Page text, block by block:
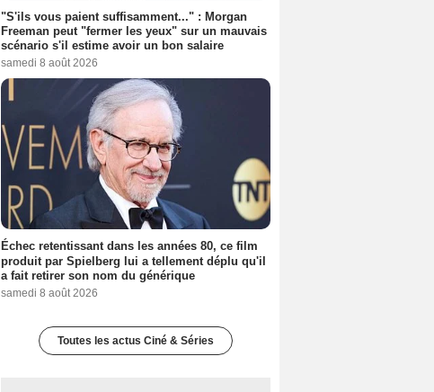
"S'ils vous paient suffisamment..." : Morgan
Freeman peut "fermer les yeux" sur un mauvais
scénario s'il estime avoir un bon salaire
samedi 8 août 2026
Échec retentissant dans les années 80, ce film
produit par Spielberg lui a tellement déplu qu'il
a fait retirer son nom du générique
samedi 8 août 2026
Toutes les actus Ciné & Séries